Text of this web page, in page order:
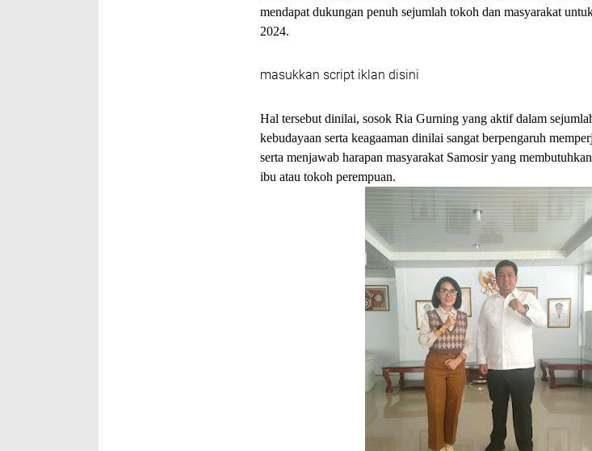
mendapat dukungan penuh sejumlah tokoh dan masyarakat
2024.
masukkan script iklan disini
Hal tersebut dinilai, sosok Ria Gurning yang aktif dalam
kebudayaan serta keagaaman dinilai sangat berpengaruh
serta menjawab harapan masyarakat Samosir yang
ibu atau tokoh perempuan.